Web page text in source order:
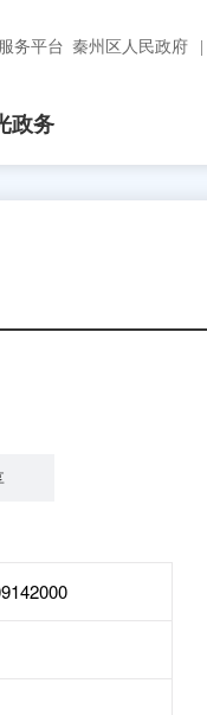
务平台 秦州区人民政府
政务